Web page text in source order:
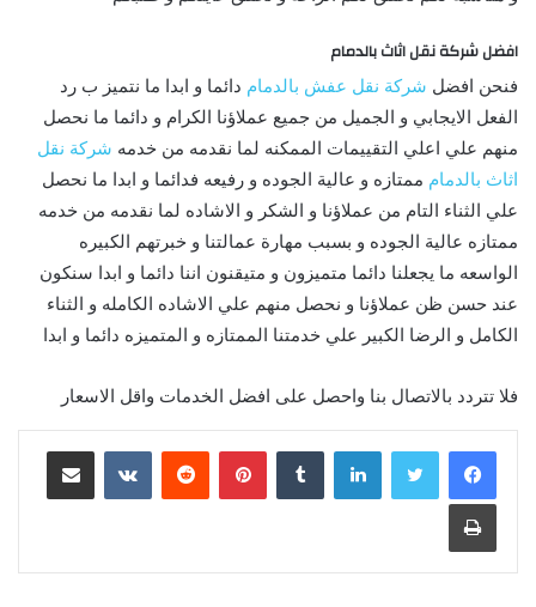
افضل شركة نقل اثاث بالدمام
فنحن افضل شركة نقل عفش بالدمام دائما و ابدا ما نتميز ب رد
الفعل الايجابي و الجميل من جميع عملاؤنا الكرام و دائما ما نحصل
منهم علي اعلي التقييمات الممكنه لما نقدمه من خدمه شركة نقل
اثاث بالدمام ممتازه و عالية الجوده و رفيعه فدائما و ابدا ما نحصل
علي الثناء التام من عملاؤنا و الشكر و الاشاده لما نقدمه من خدمه
ممتازه عالية الجوده و بسبب مهارة عمالتنا و خبرتهم الكبيره
الواسعه ما يجعلنا دائما متميزون و متيقنون اننا دائما و ابدا سنكون
عند حسن ظن عملاؤنا و نحصل منهم علي الاشاده الكامله و الثناء
الكامل و الرضا الكبير علي خدمتنا الممتازه و المتميزه دائما و ابدا
فلا تتردد بالاتصال بنا واحصل على افضل الخدمات واقل الاسعار
لينكدإن بينتيريست مشاركة عبر البريد
طباعة